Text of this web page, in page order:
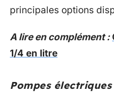
principales options
A lire en complément :
1/4 en litre
Pompes électriques